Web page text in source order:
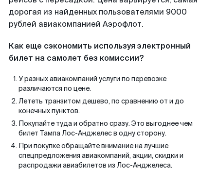
дорогая из найденных пользователями 9000
рублей авиакомпанией Аэрофлот.
Как еще сэкономить используя электронный
билет на самолет без комиссии?
У разных авиакомпаний услуги по перевозке
различаются по цене.
Лететь транзитом дешево, по сравнению от и до
конечных пунктов.
Покупайте туда и обратно сразу. Это выгоднее чем
билет Тампа Лос-Анджелес в одну сторону.
При покупке обращайте внимание на лучшие
спецпредложения авиакомпаний, акции, скидки и
распродажи авиабилетов из Лос-Анджелеса.